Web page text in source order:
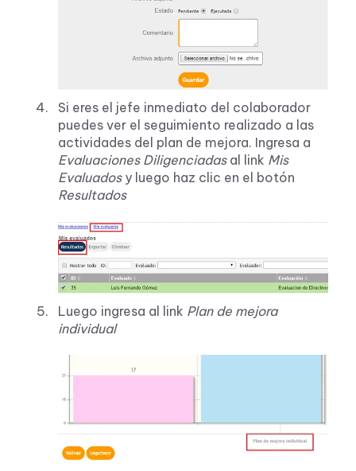
Si eres el jefe inmediato del colaborador
puedes ver el seguimiento realizado a las
actividades del plan de mejora. Ingresa a
Evaluaciones Diligenciadasal link Mis
Evaluadosy luego haz clic en el botón
Resultados
Luego ingresa al link Plan de mejora
individual